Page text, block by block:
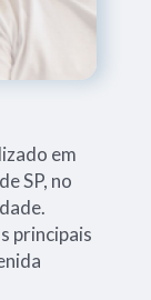
em
SP, no
principais